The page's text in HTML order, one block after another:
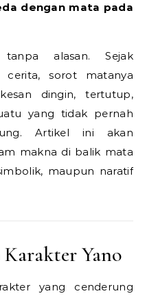
dengan mata pada
alasan. Sejak
cerita, sorot matanya
dingin, tertutup,
yang tidak pernah
Artikel ini akan
makna di balik mata
maupun naratif
Yano
yang cenderung